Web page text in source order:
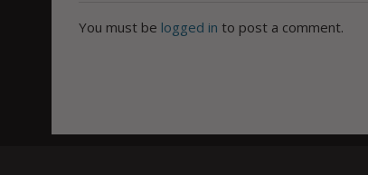
You must be logged in to post a comment.